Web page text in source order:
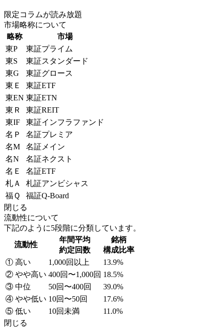
限定コラムが読み放題
市場略称について
略称
市場
東P
東証プライム
東S
東証スタンダード
東G
東証グロース
東Ｅ
東証ETF
東EN 東証ETN
東Ｒ
東証REIT
東IF
東証インフラファンド
名Ｐ
名証プレミア
名M
名証メイン
名N
名証ネクスト
名Ｅ
名証ETF
札Ａ
札証アンビシャス
福Ｑ
福証Q-Board
閉じる
流動性について
下記のように5段階に分類しています。
流動性
年間平均
約定回数
銘柄
構成比率
① 高い
1,000回以上
13.9%
② やや高い 400回〜1,000回 18.5%
③ 中位
50回〜400回
39.0%
④ やや低い 10回〜50回
17.6%
⑤ 低い
10回未満
11.0%
閉じる